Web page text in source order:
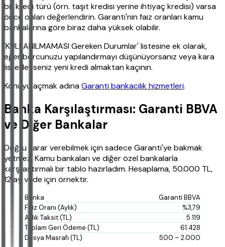
bir kredi türü (örn. taşıt kredisi yerine ihtiyaç kredisi) varsa
önce onları değerlendirin. Garanti'nin faiz oranları kamu
bankalarına göre biraz daha yüksek olabilir.
'KULLANILMAMASI Gereken Durumlar' listesine ek olarak,
eğer borcunuzu yapılandırmayı düşünüyorsanız veya kara
listedeyseniz yeni kredi almaktan kaçının.
Konuyu açmak adınaGaranti bankacılık hizmetleri.
Banka Karşılaştırması: Garanti BBVA
ve Diğer Bankalar
Doğru karar verebilmek için sadece Garanti'ye bakmak
yetmez. Kamu bankaları ve diğer özel bankalarla
karşılaştırmalı bir tablo hazırladım. Hesaplama, 50.000 TL,
12 ay vade için örnektir.
Garanti BBVA
%3,79
5.119
61.428
500 – 2.000